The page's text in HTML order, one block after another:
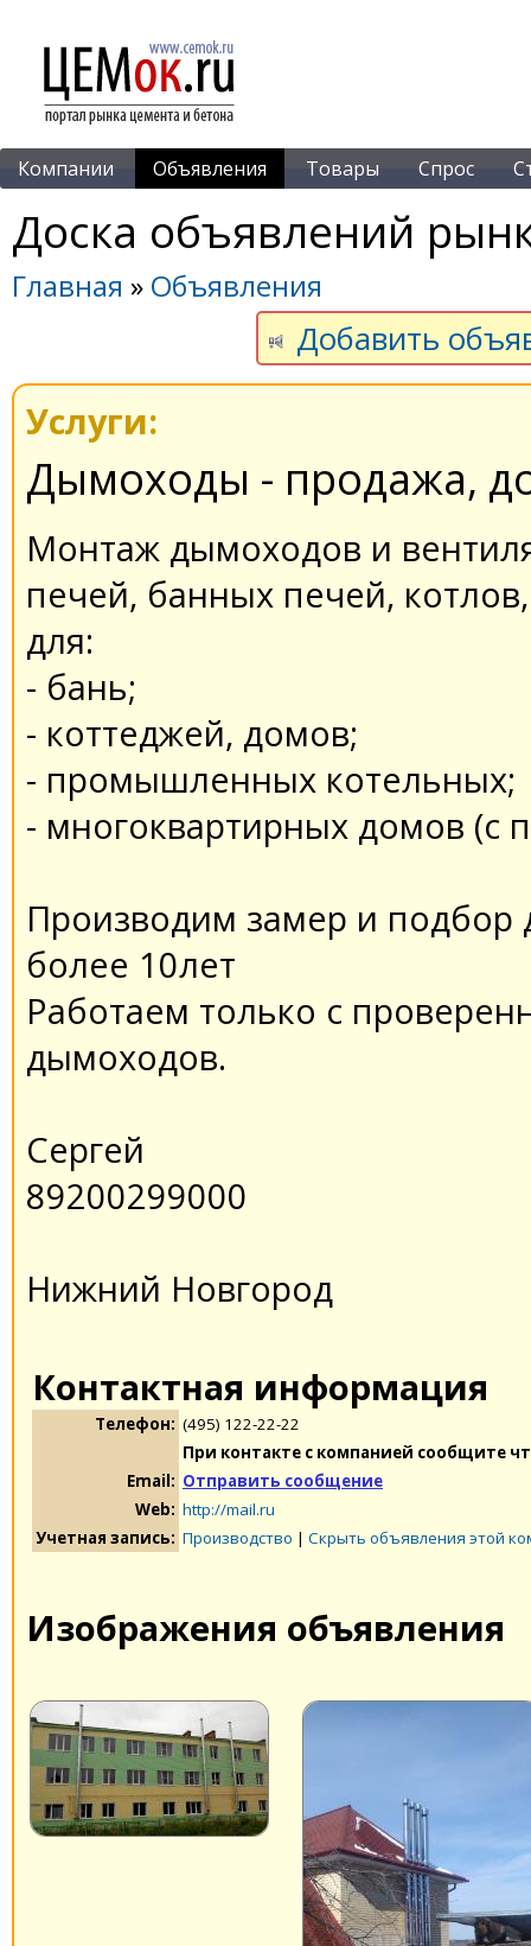
Компании Объявления Товары Спрос
Доска объявлений
Главная » Объявления
Добавить
Услуги:
Дымоходы - продажа,
Монтаж дымоходов и
печей, банных печей,
для:
- бань;
- коттеджей, домов;
- промышленных котельных;
- многоквартирных домов (с
Производим замер и
более 10лет
Работаем только с
дымоходов.
Сергей
89200299000
Нижний Новгород
Контактная информация
Телефон: (495) 122-22-22
При контакте с компанией сообщите
Email: Отправить сообщение
Web: http://mail.ru
Учетная запись: Производство | Скрыть объявления этой
Изображения объявления